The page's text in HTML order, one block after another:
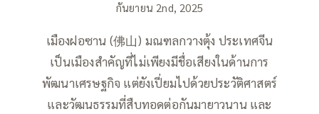
กันยายน 2nd, 2025
เมืองฝอซาน (佛山) มณฑลกวางตุ้ง ประเทศจีน
เป็นเมืองสำคัญที่ไม่เพียงมีชื่อเสียงในด้านการ
พัฒนาเศรษฐกิจ แต่ยังเปี่ยมไปด้วยประวัติศาสตร์
และวัฒนธรรมที่สืบทอดต่อกันมายาวนาน และ